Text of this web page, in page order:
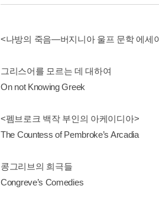
<나방의 죽음―버지니아 울프 문학 에세
그리스어를 모르는 데 대하여
On not Knowing Greek
<펨브로크 백작 부인의 아케이디아>
The Countess of Pembroke’s Arcadia
콩그리브의 희극들
Congreve’s Comedies